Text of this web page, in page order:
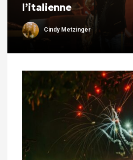
l’italienne
Cindy Metzinger